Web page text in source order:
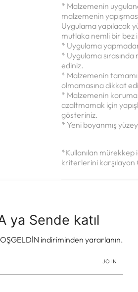
ya Sende katıl
indiriminden yararlanın.
JOIN
* Malzemenin
malzemenin
Uygulama yapılacak
mutlaka nemli bir bez
* Uygulama
* Uygulama
ediniz.
* Malzemenin
olmamasına dikkat
* Malzemenin koruma
azaltmamak için
gösteriniz.
* Yeni boyanmış
*Kullanılan mürekkep
kriterlerini karşılayan
Ödeme Bilgisi
Satış Sonrası Destek